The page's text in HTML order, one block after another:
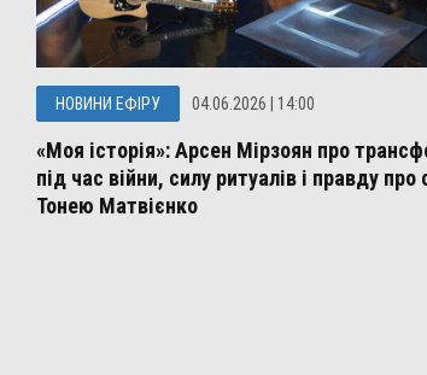
НОВИНИ ЕФІРУ 04.06.2026 | 14:00
«Моя історія»: Арсен Мірзоян про
під час війни, силу ритуалів і правду про
Тонею Матвієнко